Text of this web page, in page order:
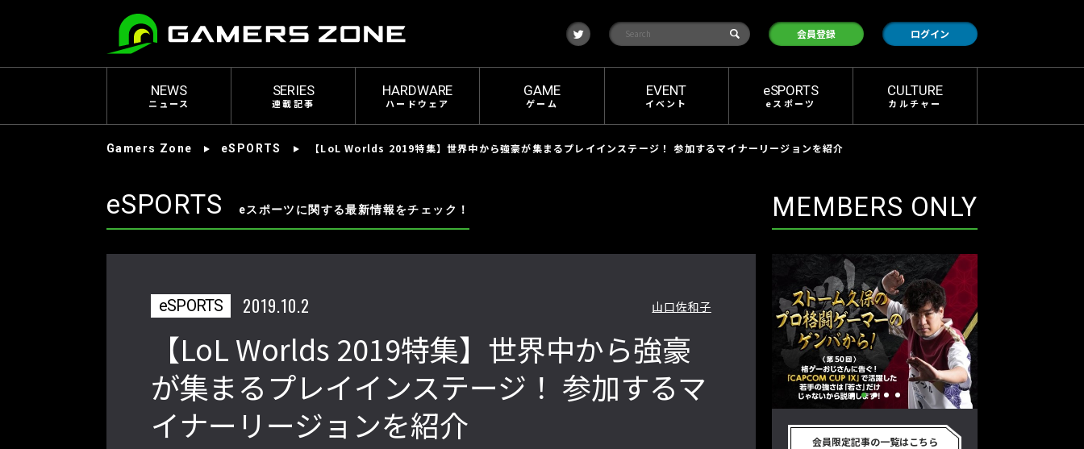
t
w
i
t
検
会員登録 ログイン
NEWS
ニュース
SERIES
連載記事
HARDWARE
ハードウェア
GAME
ゲーム
EVENT
イベント
eSPORTS
eスポーツ
CULTURE
カルチャー
Gamers Zone eSPORTS 【LoL Worlds 2019特集】世界中から強豪が集まるプレイインステージ！ 参加するマイナーリージョンを紹介
eSPORTS eスポーツに関する最新情報をチェック！
eSPORTS 2019.10.2 山口佐和子
【LoL Worlds 2019特集】世界中から強豪
が集まるプレイインステージ！ 参加するマ
イナーリージョンを紹介
MEMBERS ONLY
2022年最後の懺悔！ 「ストリートフ
ァイターリーグ 2022」最終節を終え
「ストリートファイターリーグ
2022」前半戦の反省文を見てほし
CUP IX」で活躍した若手の強さは
会員限定記事の一覧はこちら